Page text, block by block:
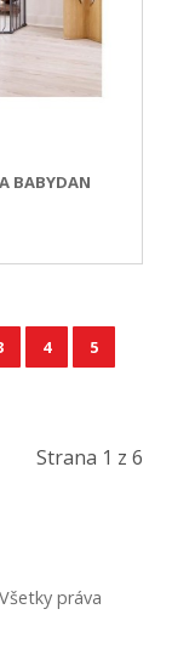
BABYDAN
4 5
Strana 1 z 6
Všetky práva